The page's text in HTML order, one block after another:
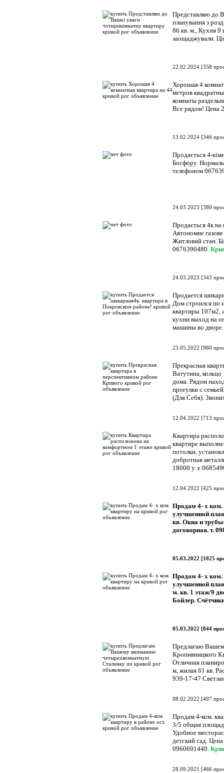
Представляю до
планування з
86 кв. м., Кухня 9
заощаджували.
22.02.2024 [358
Хорошая 4
метров
комнаты
Все рядом! Цена
13.02.2024 [346
Продається 4-
Босфору.
телефоном
24.03.2023 [380
Продається 4к на
Автономне
Житловий стан.
0676390480.
24.03.2023 [343
Продается
Дом строился по
квартиры 107м2,
кухни выход на
машины во
23.05.2022 [980
Прекрасная
Ватутина,
дома. Рядом
прогулки с
(Для Себя).
12.04.2022 [713
Квартира
квартире
потолки,
добротная
18000 у. е
12.04.2022 [425
Продам 4- х ком.
улучшенной
кв. Окна и
договорная. т.
05.03.2022 [1025
Продам 4- х ком.
улучшенной
м. кв. 1 этаж/9
Бойлер.
05.03.2022 [844
Предлагаю
Кропивницкого
Отличная
м, жилая 61 кв.
939-17-47
08.02.2022 [497
Продам 4-ком.
3/5 общая
Удобное
детский сад.
0960691440.
28.09.2021 [466